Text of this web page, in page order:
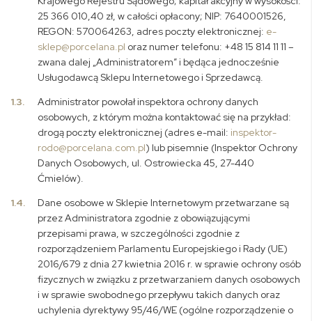
25 366 010,40 zł, w całości opłacony; NIP: 7640001526,
REGON: 570064263, adres poczty elektronicznej: e-
sklep@porcelana.pl oraz numer telefonu: +48 15 814 11 11 –
zwana dalej „Administratorem” i będąca jednocześnie
Usługodawcą Sklepu Internetowego i Sprzedawcą.
1.3.
Administrator powołał inspektora ochrony danych
osobowych, z którym można kontaktować się na przykład:
drogą poczty elektronicznej (adres e-mail: inspektor-
rodo@porcelana.com.pl) lub pisemnie (Inspektor Ochrony
Danych Osobowych, ul. Ostrowiecka 45, 27-440
Ćmielów).
1.4.
Dane osobowe w Sklepie Internetowym przetwarzane są
przez Administratora zgodnie z obowiązującymi
przepisami prawa, w szczególności zgodnie z
rozporządzeniem Parlamentu Europejskiego i Rady (UE)
2016/679 z dnia 27 kwietnia 2016 r. w sprawie ochrony osób
fizycznych w związku z przetwarzaniem danych osobowych
i w sprawie swobodnego przepływu takich danych oraz
uchylenia dyrektywy 95/46/WE (ogólne rozporządzenie o